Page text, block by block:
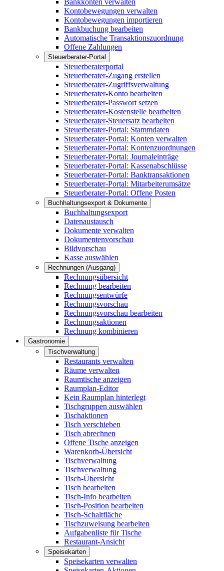
Bankkonten verwalten
Kontobewegungen verwalten
Kontobewegungen importieren
Bankbuchung bearbeiten
Automatische Transaktionszuordnung
Offene Zahlungen
Steuerberater-Portal
Steuerberaterportal
Steuerberater-Zugang erstellen
Steuerberater-Zugriffsverwaltung
Steuerberater-Konto bearbeiten
Steuerberater-Passwort setzen
Steuerberater-Kostenstelle bearbeiten
Steuerberater-Steuersatz bearbeiten
Steuerberater-Portal: Stammdaten
Steuerberater-Portal: Konten verwalten
Steuerberater-Portal: Kontenzuordnungen
Steuerberater-Portal: Journaleinträge
Steuerberater-Portal: Kassenabschlüsse
Steuerberater-Portal: Banktransaktionen
Steuerberater-Portal: Mitarbeiterumsätze
Steuerberater-Portal: Offene Posten
Buchhaltungsexport & Dokumente
Buchhaltungsexport
Datenaustausch
Dokumente verwalten
Dokumentenvorschau
Bildvorschau
Kasse auswählen
Rechnungen (Ausgang)
Rechnungsübersicht
Rechnung bearbeiten
Rechnungsentwürfe
Rechnungsvorschau
Rechnungsvorschau bearbeiten
Rechnungsaktionen
Rechnung kombinieren
Gastronomie
Tischverwaltung
Restaurants verwalten
Räume verwalten
Raumtische anzeigen
Raumplan-Editor
Kein Raumplan hinterlegt
Tischgruppen auswählen
Tischaktionen
Tisch verschieben
Tisch abrechnen
Offene Tische anzeigen
Warenkorb-Übersicht
Tischverwaltung
Tischverwaltung
Tisch-Übersicht
Tisch bearbeiten
Tisch-Info bearbeiten
Tisch-Position bearbeiten
Tisch-Schaltfläche
Tischzuweisung bearbeiten
Aufgabenliste für Tische
Restaurant-Ansicht
Speisekarten
Speisekarten verwalten